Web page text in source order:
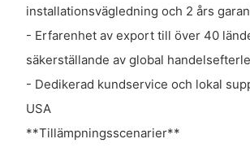
installationsvägledning och 2 års
- Erfarenhet av export till över 40
säkerställande av global
- Dedikerad kundservice och lokal
USA
**Tillämpningsscenarier**